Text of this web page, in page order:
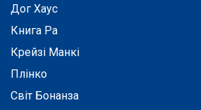
Дог Хаус
Книга Ра
Крейзі Манкі
Плінко
Світ Бонанза